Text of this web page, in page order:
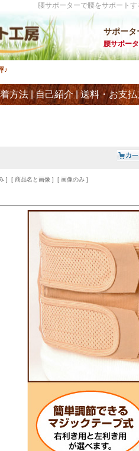
腰サポーターで腰をサポート
サポータ
腰サポー
♪
方法 |自己紹介|送料・お支
] [ 商品名と画像 ] [ 画像のみ ]